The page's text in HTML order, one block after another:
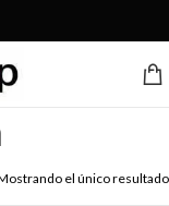
el único resultado